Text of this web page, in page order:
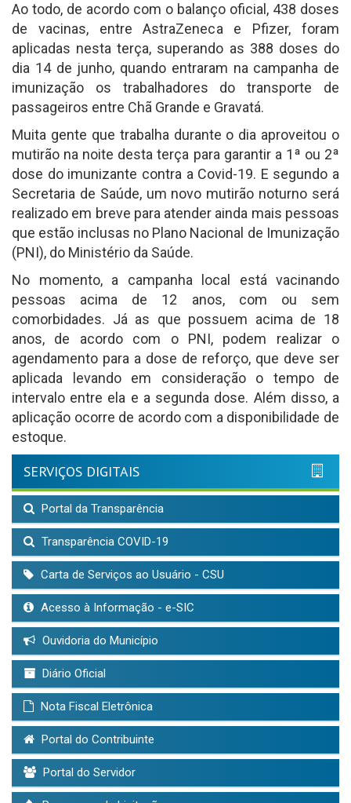
Ao todo, de acordo com o balanço oficial, 438 doses
de vacinas, entre AstraZeneca e Pfizer, foram
aplicadas nesta terça, superando as 388 doses do
dia 14 de junho, quando entraram na campanha de
imunização os trabalhadores do transporte de
passageiros entre Chã Grande e Gravatá.
Muita gente que trabalha durante o dia aproveitou o
mutirão na noite desta terça para garantir a 1ª ou 2ª
dose do imunizante contra a Covid-19. E segundo a
Secretaria de Saúde, um novo mutirão noturno será
realizado em breve para atender ainda mais pessoas
que estão inclusas no Plano Nacional de Imunização
(PNI), do Ministério da Saúde.
No momento, a campanha local está vacinando
pessoas acima de 12 anos, com ou sem
comorbidades. Já as que possuem acima de 18
anos, de acordo com o PNI, podem realizar o
agendamento para a dose de reforço, que deve ser
aplicada levando em consideração o tempo de
intervalo entre ela e a segunda dose. Além disso, a
aplicação ocorre de acordo com a disponibilidade de
estoque.
SERVIÇOS DIGITAIS
Portal da Transparência
Transparência COVID-19
Carta de Serviços ao Usuário - CSU
Acesso à Informação - e-SIC
Ouvidoria do Município
Diário Oficial
Nota Fiscal Eletrônica
Portal do Contribuinte
Portal do Servidor